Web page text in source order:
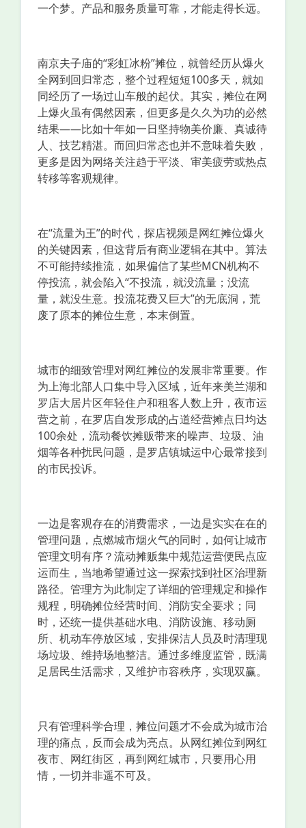
一个梦。产品和服务质量可靠，才能走得长远。
南京夫子庙的“彩虹冰粉”摊位，就曾经历从爆火
全网到回归常态，整个过程短短100多天，就如
同经历了一场过山车般的起伏。其实，摊位在网
上爆火虽有偶然因素，但更多是久久为功的必然
结果——比如十年如一日坚持物美价廉、真诚待
人、技艺精湛。而回归常态也并不意味着失败，
更多是因为网络关注趋于平淡、审美疲劳或热点
转移等客观规律。
在“流量为王”的时代，探店视频是网红摊位爆火
的关键因素，但这背后有商业逻辑在其中。算法
不可能持续推流，如果偏信了某些MCN机构不
停投流，就会陷入“不投流，就没流量；没流
量，就没生意。投流花费又巨大”的无底洞，荒
废了原本的摊位生意，本末倒置。
城市的细致管理对网红摊位的发展非常重要。作
为上海北部人口集中导入区域，近年来美兰湖和
罗店大居片区年轻住户和租客人数上升，夜市运
营之前，在罗店自发形成的占道经营摊点日均达
100余处，流动餐饮摊贩带来的噪声、垃圾、油
烟等各种扰民问题，是罗店镇城运中心最常接到
的市民投诉。
一边是客观存在的消费需求，一边是实实在在的
管理问题，点燃城市烟火气的同时，如何让城市
管理文明有序？流动摊贩集中规范运营便民点应
运而生，当地希望通过这一探索找到社区治理新
路径。管理方为此制定了详细的管理规定和操作
规程，明确摊位经营时间、消防安全要求；同
时，还统一提供基础水电、消防设施、移动厕
所、机动车停放区域，安排保洁人员及时清理现
场垃圾、维持场地整洁。通过多维度监管，既满
足居民生活需求，又维护市容秩序，实现双赢。
只有管理科学合理，摊位问题才不会成为城市治
理的痛点，反而会成为亮点。从网红摊位到网红
夜市、网红街区，再到网红城市，只要用心用
情，一切并非遥不可及。